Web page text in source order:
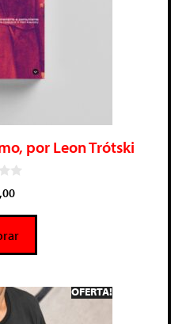
por Leon Trótski
OFERTA!